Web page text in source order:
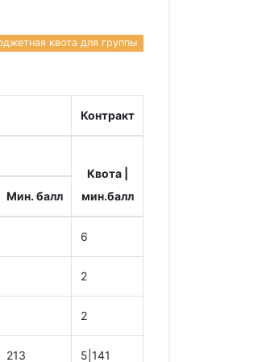
квота для группы
Контракт
Квота |
мин.балл
Мин. балл
6
2
2
213 5|141